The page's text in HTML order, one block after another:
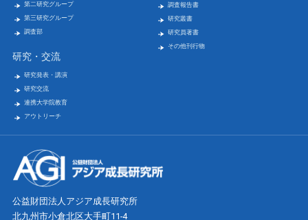
第二研究グループ
第三研究グループ
調査部
研究・交流
研究発表・講演
研究交流
連携大学院教育
アウトリーチ
調査報告書
研究叢書
研究員著書
その他刊行物
公益財団法人アジア成長研究所
北九州市小倉北区大手町11-4